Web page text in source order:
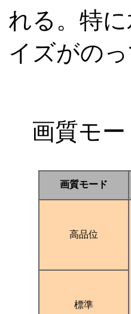
れる。特
イズがのっ
画質モー
画質モード
高品位
標準